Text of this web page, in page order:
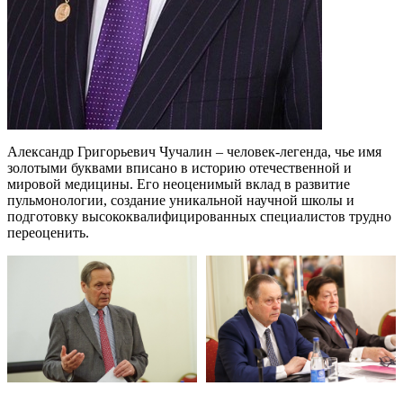
Александр Григорьевич Чучалин – человек-легенда, чье имя
золотыми буквами вписано в историю отечественной и
мировой медицины. Его неоценимый вклад в развитие
пульмонологии, создание уникальной научной школы и
подготовку высококвалифицированных специалистов трудно
переоценить.